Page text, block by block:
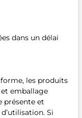
dans un délai
les produits
emballage
présente et
Si